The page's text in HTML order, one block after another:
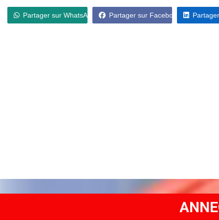
Partager sur WhatsApp Partager sur Facebook